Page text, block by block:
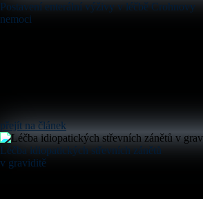
Postavení enterální výživy v léčbě Crohnovy
nemoci
přejít na článek
Léčba idiopatických střevních zánětů
v graviditě